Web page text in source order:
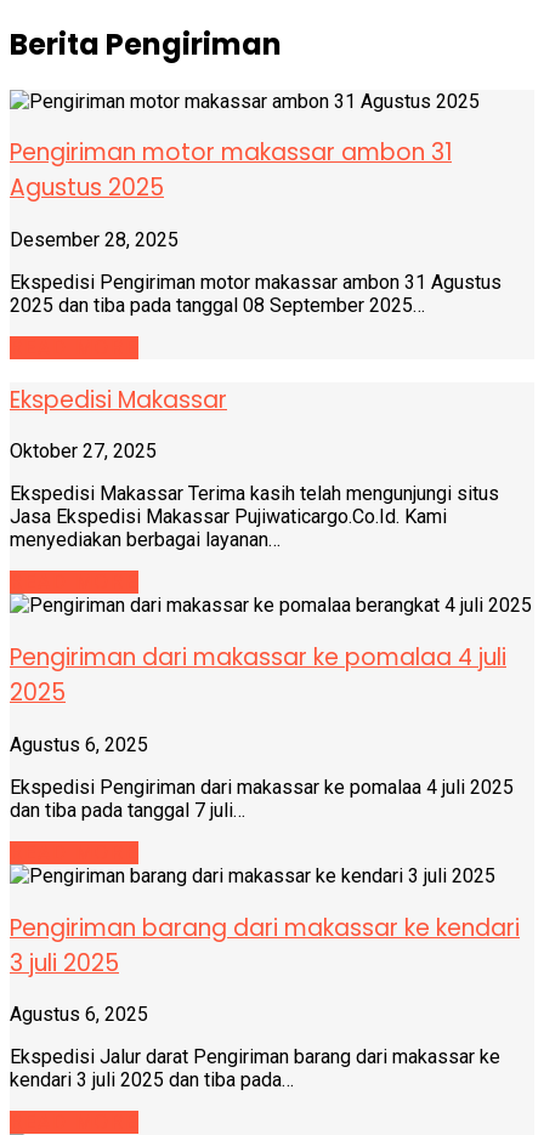
Berita Pengiriman
Pengiriman motor makassar ambon 31
Agustus 2025
Desember 28, 2025
Ekspedisi Pengiriman motor makassar ambon 31 Agustus
2025 dan tiba pada tanggal 08 September 2025…
Ekspedisi Makassar
Oktober 27, 2025
Ekspedisi Makassar Terima kasih telah mengunjungi situs
Jasa Ekspedisi Makassar Pujiwaticargo.Co.Id. Kami
menyediakan berbagai layanan…
Pengiriman dari makassar ke pomalaa 4 juli
2025
Agustus 6, 2025
Ekspedisi Pengiriman dari makassar ke pomalaa 4 juli 2025
dan tiba pada tanggal 7 juli…
Pengiriman barang dari makassar ke kendari
3 juli 2025
Agustus 6, 2025
Ekspedisi Jalur darat Pengiriman barang dari makassar ke
kendari 3 juli 2025 dan tiba pada…